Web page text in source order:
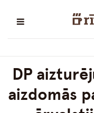
DP
aizdomās